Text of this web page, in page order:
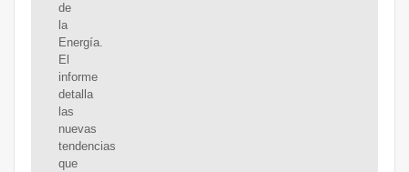
de
la
Energía.
El
informe
detalla
las
nuevas
tendencias
que